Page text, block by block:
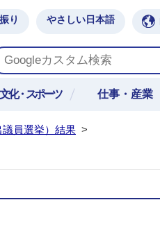
り やさしい日本語
化・スポーツ 仕事・産業
員選挙）結果 >